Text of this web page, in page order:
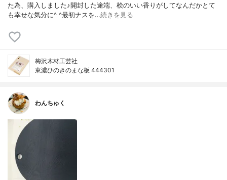
た為、購入しました♪開封した途端、桧のいい香りがしてなんだかとて
も幸せな気分に^ ^最初ナスを…続きを見る
梅沢木材工芸社
東濃ひのきのまな板 444301
わんちゅく